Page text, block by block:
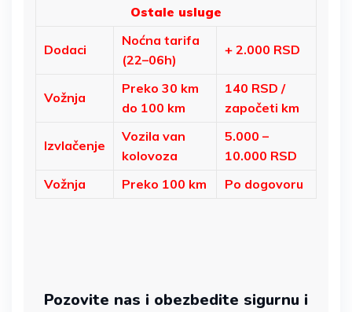
Ostale usluge
Dodaci
Noćna tarifa
(22–06h)
+ 2.000 RSD
Vožnja
Preko 30 km
do 100 km
140 RSD /
započeti km
Izvlačenje
Vozila van
kolovoza
5.000 –
10.000 RSD
Vožnja
Preko 100 km Po dogovoru
Pozovite nas i obezbedite sigurnu i